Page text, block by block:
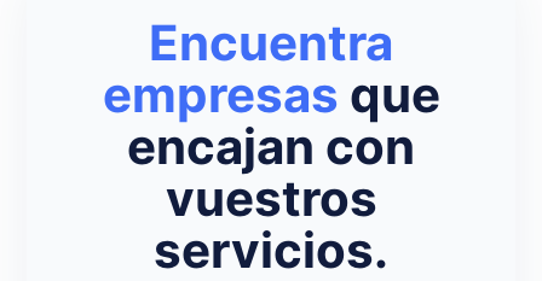
Encuentra
empresas que
encajan con
vuestros
servicios.